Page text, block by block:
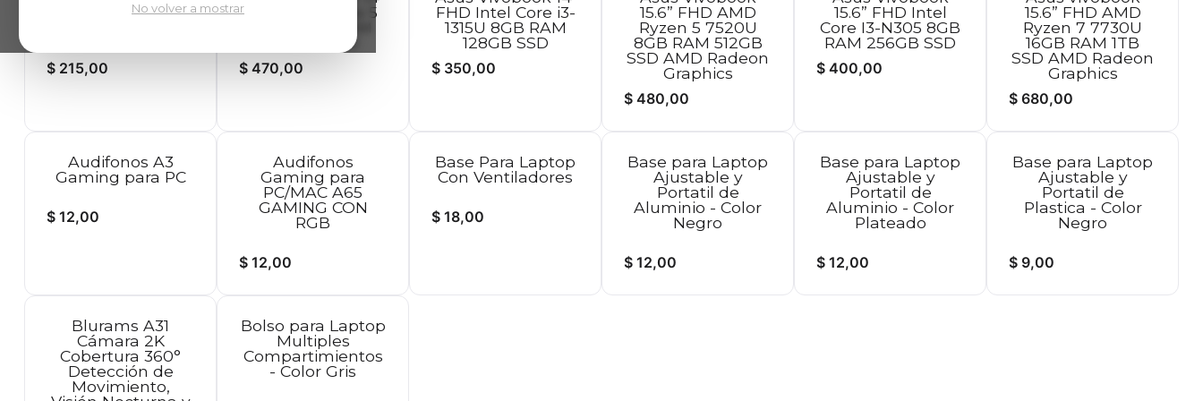
No volver a mostrar
FHD Intel Celeron
$ 215,00
FHD Intel Core 5
256GB SSD
$ 470,00
FHD Intel Core i3-
1315U 8GB RAM
128GB SSD
$ 350,00
15.6” FHD AMD
Ryzen 5 7520U
8GB RAM 512GB
SSD AMD Radeon
Graphics
$ 480,00
15.6” FHD Intel
Core I3-N305 8GB
RAM 256GB SSD
$ 400,00
15.6” FHD AMD
Ryzen 7 7730U
16GB RAM 1TB
SSD AMD Radeon
Graphics
$ 680,00
Audifonos A3
Gaming para PC
$ 12,00
Audifonos
Gaming para
PC/MAC A65
GAMING CON
RGB
$ 12,00
Base Para Laptop
Con Ventiladores
$ 18,00
Base para Laptop
Ajustable y
Portatil de
Aluminio - Color
Negro
$ 12,00
Base para Laptop
Ajustable y
Portatil de
Aluminio - Color
Plateado
$ 12,00
Base para Laptop
Ajustable y
Portatil de
Plastica - Color
Negro
$ 9,00
Blurams A31
Cámara 2K
Cobertura 360°
Detección de
Movimiento,
Bolso para Laptop
Multiples
Compartimientos
- Color Gris